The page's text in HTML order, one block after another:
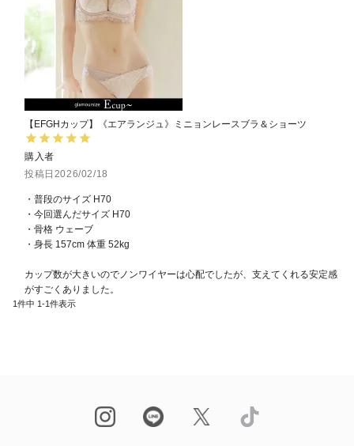
【EFGHカップ】《エアランジュ》ミニョンレースブラ＆ショーツ
購入者
投稿日 2026/02/18
・普段のサイズ H70
・今回選んだサイズ H70
・骨格 ウェーブ
・身長 157cm 体重 52kg
カップ数が大きいのでノンワイヤーは心配でしたが、支えてくれる安定感
がすごくありました。
1件中 1-1件表示